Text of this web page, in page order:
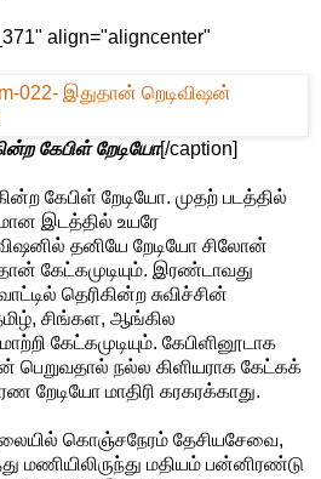
align="aligncenter"
கேபிள் றேடியோ[/caption]
கேபிள் றேடியோ. முதற் படத்தில்
இடத்தில் உயரே
தனியே றேடியோ சிலோன்
கேட்கமுடியும். இரண்டாவது
தெரிகின்ற‌ சுவிச்சின்
சிங்கள, ஆங்கில
கேட்கமுடியும். கேபிளினூடாக
நல்ல கிளியராக கேட்கக்
றேடியோ மாதிரி கரகரக்காது.
கொஞ்சநேரம் தேசியசேவை,
மணியிலிருந்து மதியம் பன்னிரண்டு